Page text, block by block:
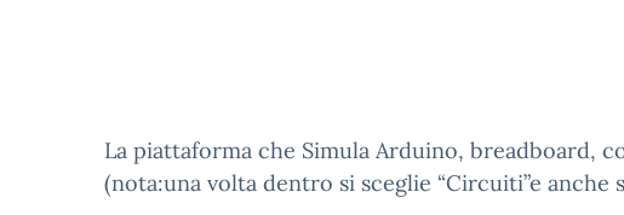
La piattaforma che Simula Arduino, breadboard,
(nota:una volta dentro si sceglie “Circuiti”e